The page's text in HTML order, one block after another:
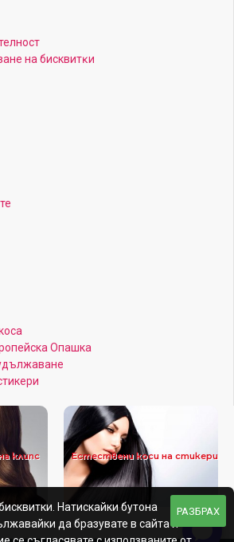
нa бисквитĸи
Опашка
клипс Естествени коси на стикери
РАЗБРАХ
Натискайки бутона
да бразувате в сайта и